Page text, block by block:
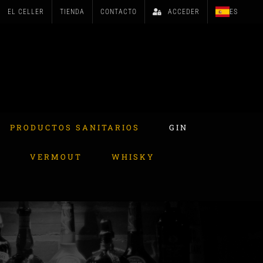
EL CELLER TIENDA CONTACTO ACCEDER ES
PRODUCTOS SANITARIOS GIN
VERMOUT WHISKY